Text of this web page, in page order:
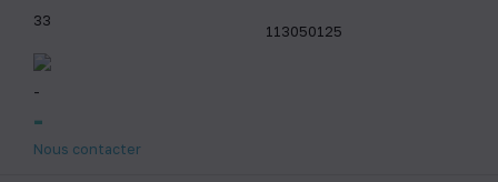
33
113050125
-
-
Nous contacter